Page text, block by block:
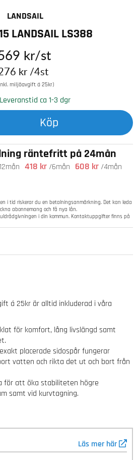
LANDSAIL
LANDSAIL LS388
kr /4st
kr/st
miljöavgift á 25kr)
Leveranstid ca 1-3 dgr
Köp
räntefritt på 24mån
418 kr /6mån 608 kr /4mån
i tid riskerar du en betalningsanmärkning. Det kan leda
abonnemang och få nya lån.
i din kommun. Kontaktuppgifter finns på
á 25kr är alltid inkluderad i våra
för komfort, lång livslängd samt
placerade sidospår fungerar
vatten och rikta det ut och bort från
för att öka stabiliteten högre
samt vid kurvtagning.
Läs mer här